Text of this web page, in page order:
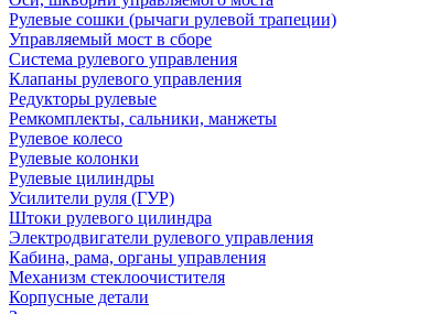
Рулевые сошки (рычаги рулевой трапеции)
Управляемый мост в сборе
Система рулевого управления
Клапаны рулевого управления
Редукторы рулевые
Ремкомплекты, сальники, манжеты
Рулевое колесо
Рулевые колонки
Рулевые цилиндры
Усилители руля (ГУР)
Штоки рулевого цилиндра
Электродвигатели рулевого управления
Кабина, рама, органы управления
Механизм стеклоочистителя
Корпусные детали